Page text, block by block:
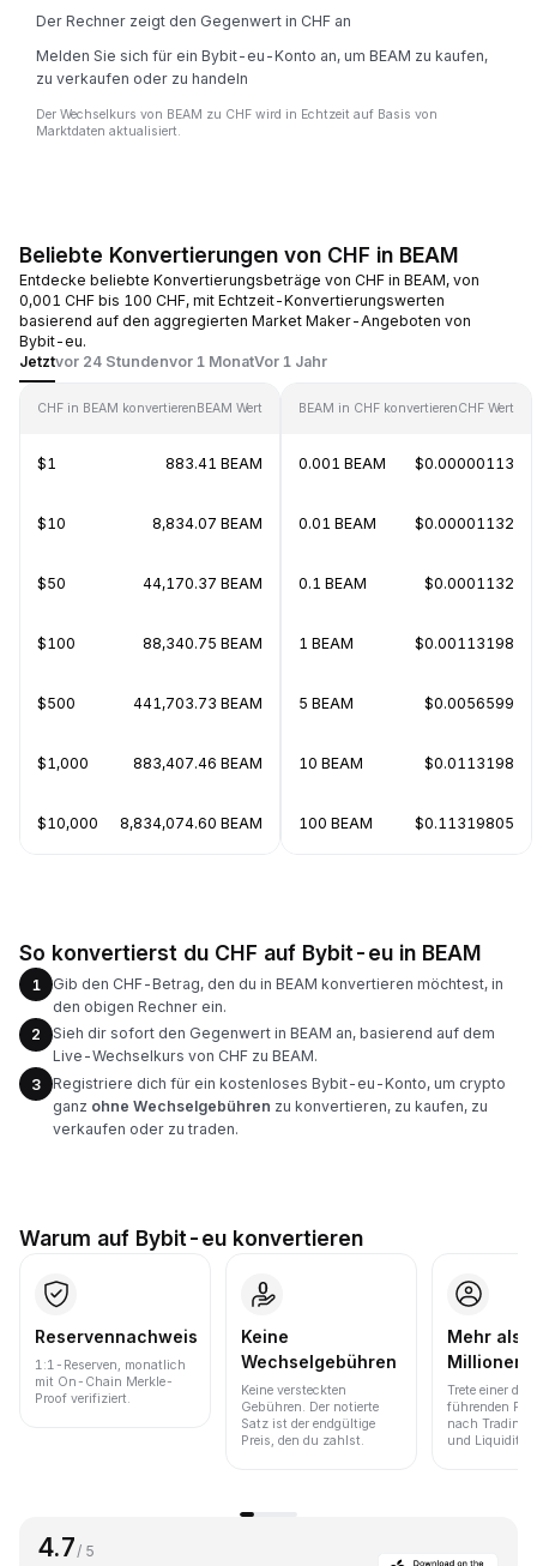
Der Rechner zeigt den Gegenwert in CHF an
Melden Sie sich für ein Bybit-eu-Konto an, um BEAM zu kaufen,
zu verkaufen oder zu handeln
Der Wechselkurs von BEAM zu CHF wird in Echtzeit auf Basis von
Marktdaten aktualisiert.
Beliebte Konvertierungen von CHF in BEAM
Entdecke beliebte Konvertierungsbeträge von CHF in BEAM, von
0,001 CHF bis 100 CHF, mit Echtzeit-Konvertierungswerten
basierend auf den aggregierten Market Maker-Angeboten von
Bybit-eu.
Jetztvor 24 Stundenvor 1 MonatVor 1 Jahr
CHF in BEAM konvertierenBEAM Wert
$1 883.41 BEAM
$10 8,834.07 BEAM
$50 44,170.37 BEAM
$100 88,340.75 BEAM
$500 441,703.73 BEAM
$1,000 883,407.46 BEAM
$10,000 8,834,074.60 BEAM
BEAM in CHF konvertierenCHF Wert
0.001 BEAM $0.00000113
0.01 BEAM $0.00001132
0.1 BEAM $0.0001132
1 BEAM $0.00113198
5 BEAM $0.0056599
10 BEAM $0.0113198
100 BEAM $0.11319805
So konvertierst du CHF auf Bybit-eu in BEAM
1
Gib den CHF-Betrag, den du in BEAM konvertieren möchtest, in
den obigen Rechner ein.
2
Sieh dir sofort den Gegenwert in BEAM an, basierend auf dem
Live-Wechselkurs von CHF zu BEAM.
3
Registriere dich für ein kostenloses Bybit-eu-Konto, um crypto
ganz ohne Wechselgebühren zu konvertieren, zu kaufen, zu
verkaufen oder zu traden.
Warum auf Bybit-eu konvertieren
Reservennachweis
1:1-Reserven, monatlich
mit On-Chain Merkle-
Proof verifiziert.
Keine
Wechselgebühren
Keine versteckten
Gebühren. Der notierte
Satz ist der endgültige
Preis, den du zahlst.
Mehr als
Millionen
Trete einer der
führenden
nach Trading-
und Liquidität
4.7 / 5